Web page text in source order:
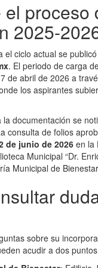
proceso
2025-
el ciclo actual se
. El periodo de carga
de abril de 2026 a
los aspirantes
la documentación se
consulta de folios
de junio de 2026 en la
Municipal “Dr.
Municipal de
sobre su
acudir a dos